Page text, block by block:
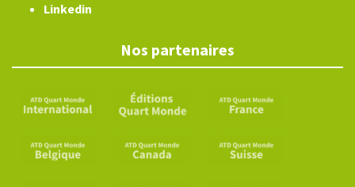
Linkedin
Nos partenaires